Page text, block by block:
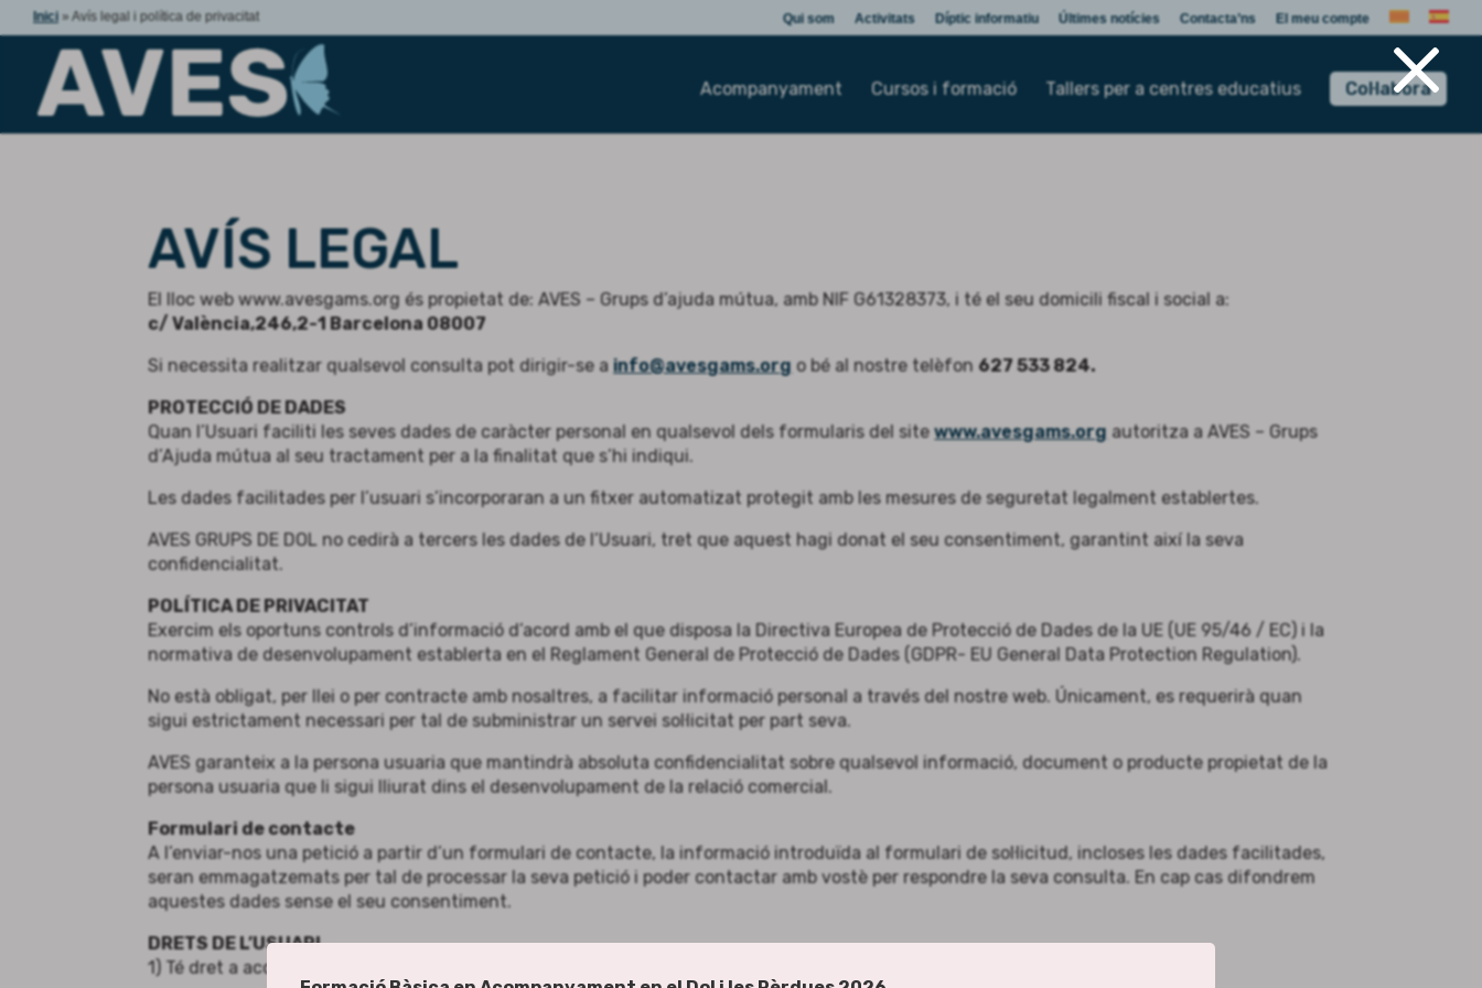
Inici »Avís legal i política de privacitat Qui som Activitats Díptic informatiu Últimes notícies Contacta’ns El meu compte
Acompanyament Cursos i formació Tallers per a centres educatius Col·labora
AVÍS LEGAL
El lloc web www.avesgams.org és propietat de: AVES – Grups d’ajuda mútua, amb NIF G61328373, i té el seu domicili fiscal i social a:
c/ València,246,2-1 Barcelona 08007
Si necessita realitzar qualsevol consulta pot dirigir-se ainfo@avesgams.org o bé al nostre telèfon627 533 824.
PROTECCIÓ DE DADES
Quan l’Usuari faciliti les seves dades de caràcter personal en qualsevol dels formularis del sitewww.avesgams.org autoritza a AVES – Grups
d’Ajuda mútua al seu tractament per a la finalitat que s’hi indiqui.
Les dades facilitades per l’usuari s’incorporaran a un fitxer automatizat protegit amb les mesures de seguretat legalment establertes.
AVES GRUPS DE DOL no cedirà a tercers les dades de l’Usuari, tret que aquest hagi donat el seu consentiment, garantint així la seva
confidencialitat.
POLÍTICA DE PRIVACITAT
Exercim els oportuns controls d’informació d’acord amb el que disposa la Directiva Europea de Protecció de Dades de la UE (UE 95/46 / EC) i la
normativa de desenvolupament establerta en el Reglament General de Protecció de Dades (GDPR- EU General Data Protection Regulation).
No està obligat, per llei o per contracte amb nosaltres, a facilitar informació personal a través del nostre web. Únicament, es requerirà quan
sigui estrictament necessari per tal de subministrar un servei sol·licitat per part seva.
AVES garanteix a la persona usuaria que mantindrà absoluta confidencialitat sobre qualsevol informació, document o producte propietat de la
persona usuaria que li sigui lliurat dins el desenvolupament de la relació comercial.
Formulari de contacte
A l’enviar-nos una petició a partir d’un formulari de contacte, la informació introduïda al formulari de sol·licitud, incloses les dades facilitades,
seran emmagatzemats per tal de processar la seva petició i poder contactar amb vostè per respondre la seva consulta. En cap cas difondrem
aquestes dades sense el seu consentiment.
DRETS DE L’USUARI
1) Té dret a accedir a les seves dades personals
×